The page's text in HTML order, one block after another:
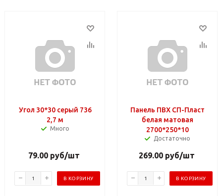
Угол 30*30 серый 736
2,7 м
Много
79.00 руб/шт
В КОРЗИНУ
Панель ПВХ СП-Пласт
белая матовая
2700*250*10
Достаточно
269.00руб/шт
В КОРЗИНУ